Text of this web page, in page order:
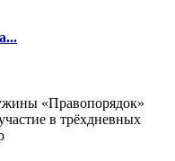
«Правопорядок»
в трёхдневных